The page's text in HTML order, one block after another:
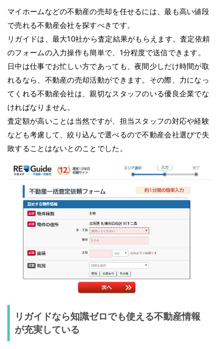
マイホームなどの不動産の売却を任せるには、最も高い値段
で売れる不動産会社を探すべきです。
リガイドは、最大10社から査定結果がもらえます。査定依頼
のフォームの入力操作も簡単で、1分程度で送信できます。
日中は仕事でお忙しい方であっても、夜間少しだけ時間が取
れるなら、不動産の売却活動ができます。その際、力になっ
てくれる不動産会社は、親切なスタッフのいる優良企業でな
ければなりません。
査定額が高いことは当然ですが、担当スタッフの対応や経験
なども考慮して、絞り込んで選べるので不動産会社選びで失
敗することはないとのことでした。
リガイドなら知識ゼロでも使える不動産情報
が充実している